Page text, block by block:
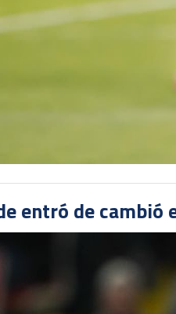
entró de cambió